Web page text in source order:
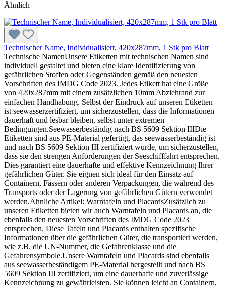
Ähnlich
Technischer Name, Individualisiert, 420x287mm, 1 Stk pro Blatt
Technische NamenUnsere Etiketten mit technischen Namen sind
individuell gestaltet und bieten eine klare Identifizierung von
gefährlichen Stoffen oder Gegenständen gemäß den neuesten
Vorschriften des IMDG Code 2023. Jedes Etikett hat eine Größe
von 420x287mm mit einem zusätzlichen 10mm Abziehrand zur
einfachen Handhabung. Selbst der Eindruck auf unseren Etiketten
ist seewasserzertifiziert, um sicherzustellen, dass die Informationen
dauerhaft und lesbar bleiben, selbst unter extremen
Bedingungen.Seewasserbeständig nach BS 5609 Sektion IIIDie
Etiketten sind aus PE-Material gefertigt, das seewasserbeständig ist
und nach BS 5609 Sektion III zertifiziert wurde, um sicherzustellen,
dass sie den strengen Anforderungen der Seeschifffahrt entsprechen.
Dies garantiert eine dauerhafte und effektive Kennzeichnung Ihrer
gefährlichen Güter. Sie eignen sich ideal für den Einsatz auf
Containern, Fässern oder anderen Verpackungen, die während des
Transports oder der Lagerung von gefährlichen Gütern verwendet
werden.Ähnliche Artikel: Warntafeln und PlacardsZusätzlich zu
unseren Etiketten bieten wir auch Warntafeln und Placards an, die
ebenfalls den neuesten Vorschriften des IMDG Code 2023
entsprechen. Diese Tafeln und Placards enthalten spezifische
Informationen über die gefährlichen Güter, die transportiert werden,
wie z.B. die UN-Nummer, die Gefahrenklasse und die
Gefahrensymbole.Unsere Warntafeln und Placards sind ebenfalls
aus seewasserbeständigem PE-Material hergestellt und nach BS
5609 Sektion III zertifiziert, um eine dauerhafte und zuverlässige
Kennzeichnung zu gewährleisten. Sie können leicht an Containern,